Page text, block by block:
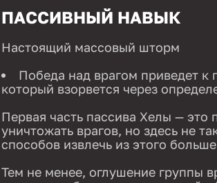
ПАССИВНЫЙ НАВЫК
Настоящий массовый шторм
Победа над врагом приведет
который взорвется через
Первая часть пассива Хелы — это
уничтожать врагов, но здесь не
способов извлечь из этого
Тем не менее, оглушение группы